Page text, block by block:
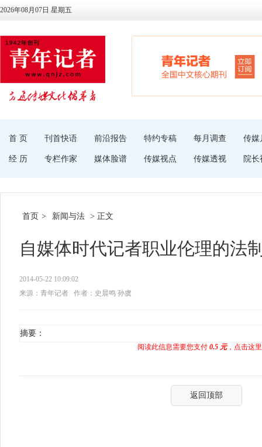
2026年08月07日 星期五
首 页 刊首快语 前沿报告 特约专稿 每月调查 传媒
经 历 专栏作家 媒体脸谱 传媒视点 传媒透视 院长
首页 > 新闻与法 > 正文
自媒体时代记者职业伦理的法
2014-05-22 10:09:02
来源：青年记者
作者：史晨鸣 孙虞
摘要：
阅读此信息需要您支付 0.5 元，点击这
返回顶部